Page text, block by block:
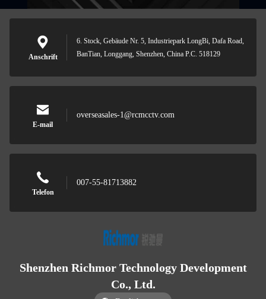
Anschrift
6. Stock, Gebäude Nr. 5, Industriepark LongBi, Dafa Road,
BanTian, Longgang, Shenzhen, China P.C. 518129
E-mail
overseasales-1@rcmcctv.com
Telefon
007-55-81713882
Shenzhen Richmor Technology Development
Co., Ltd.